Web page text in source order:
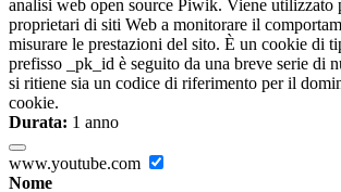
analisi web open source Piwik. Viene utilizzato
proprietari di siti Web a monitorare il
misurare le prestazioni del sito. È un cookie di
prefisso _pk_id è seguito da una breve serie di
si ritiene sia un codice di riferimento per il
cookie.
Durata: 1 anno
www.youtube.com
Nome